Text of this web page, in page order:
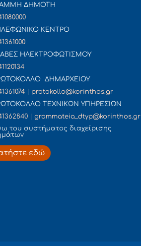
ΔΗΜΟΤΗ
ΚΕΝΤΡΟ
ΗΛΕΚΤΡΟΦΩΤΙΣΜΟΥ
ΔΗΜΑΡΧΕΙΟΥ
| protokollo@korinthos.gr
ΤΕΧΝΙΚΩΝ ΥΠΗΡΕΣΙΩΝ
| grammateia_dtyp@korinthos.gr
του συστήματος διαχείρισης
εδώ